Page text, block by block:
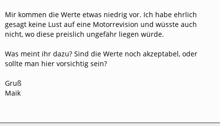
Mir kommen die Werte etwas niedrig vor. Ich habe ehrlich
gesagt keine Lust auf eine Motorrevision und wüsste auch
nicht, wo diese preislich ungefähr liegen würde.
Was meint ihr dazu? Sind die Werte noch akzeptabel, oder
sollte man hier vorsichtig sein?
Gruß
Maik